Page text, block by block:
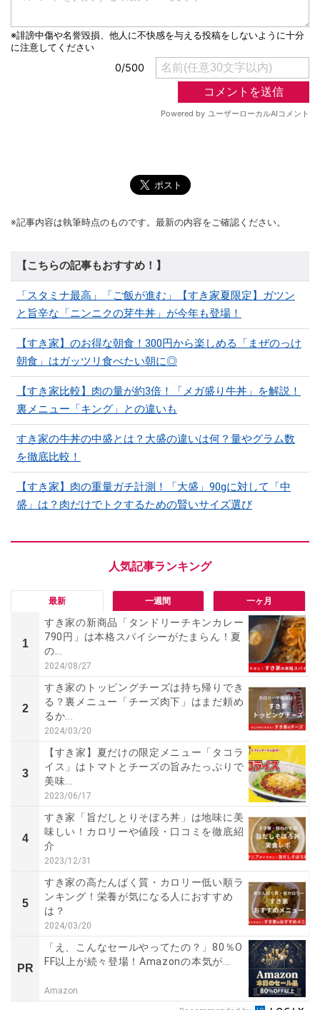
※記事内容は執筆時点のものです。最新の内容をご確認ください。
【こちらの記事もおすすめ！】
「スタミナ最高」「ご飯が進む」【すき家夏限定】ガツン
と旨辛な「ニンニクの芽牛丼」が今年も登場！
【すき家】のお得な朝食！300円から楽しめる「まぜのっけ
朝食」はガッツリ食べたい朝に◎
【すき家比較】肉の量が約3倍！「メガ盛り牛丼」を解説！
裏メニュー「キング」との違いも
すき家の牛丼の中盛とは？大盛の違いは何？量やグラム数
を徹底比較！
【すき家】肉の重量ガチ計測！「大盛」90gに対して「中
盛」は？肉だけでトクするための賢いサイズ選び
最新 一週間 一ヶ月
1
すき家の新商品「タンドリーチキンカレー
790円」は本格スパイシーがたまらん！夏
の...
2024/08/27
2
すき家のトッピングチーズは持ち帰りでき
る？裏メニュー「チーズ肉下」はまだ頼め
るか...
2024/03/20
3
【すき家】夏だけの限定メニュー「タコラ
イス」はトマトとチーズの旨みたっぷりで
美味...
2023/06/17
4
すき家「旨だしとりそぼろ丼」は地味に美
味しい！カロリーや値段・口コミを徹底紹
介
2023/12/31
5
すき家の高たんぱく質・カロリー低い順ラ
ンキング！栄養が気になる人におすすめ
は？
2024/03/20
PR
「え、こんなセールやってたの？」80％O
FF以上が続々登場！Amazonの本気が...
Amazon